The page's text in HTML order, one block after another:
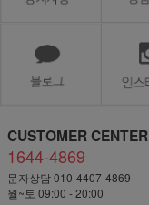
CUSTOMER CENTER
1644-4869
문자상담 010-4407-4869
월~토 09:00 - 20:00